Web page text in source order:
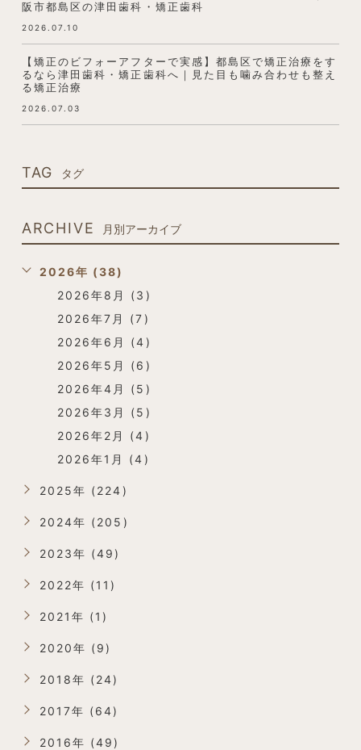
阪市都島区の津田歯科・矯正歯科
2026.07.10
【矯正のビフォーアフターで実感】都島区で矯正治療をす
るなら津田歯科・矯正歯科へ｜見た目も噛み合わせも整え
る矯正治療
2026.07.03
TAG タグ
ARCHIVE 月別アーカイブ
2026年 (38)
2026年8月 (3)
2026年7月 (7)
2026年6月 (4)
2026年5月 (6)
2026年4月 (5)
2026年3月 (5)
2026年2月 (4)
2026年1月 (4)
2025年 (224)
2024年 (205)
2023年 (49)
2022年 (11)
2021年 (1)
2020年 (9)
2018年 (24)
2017年 (64)
2016年 (49)